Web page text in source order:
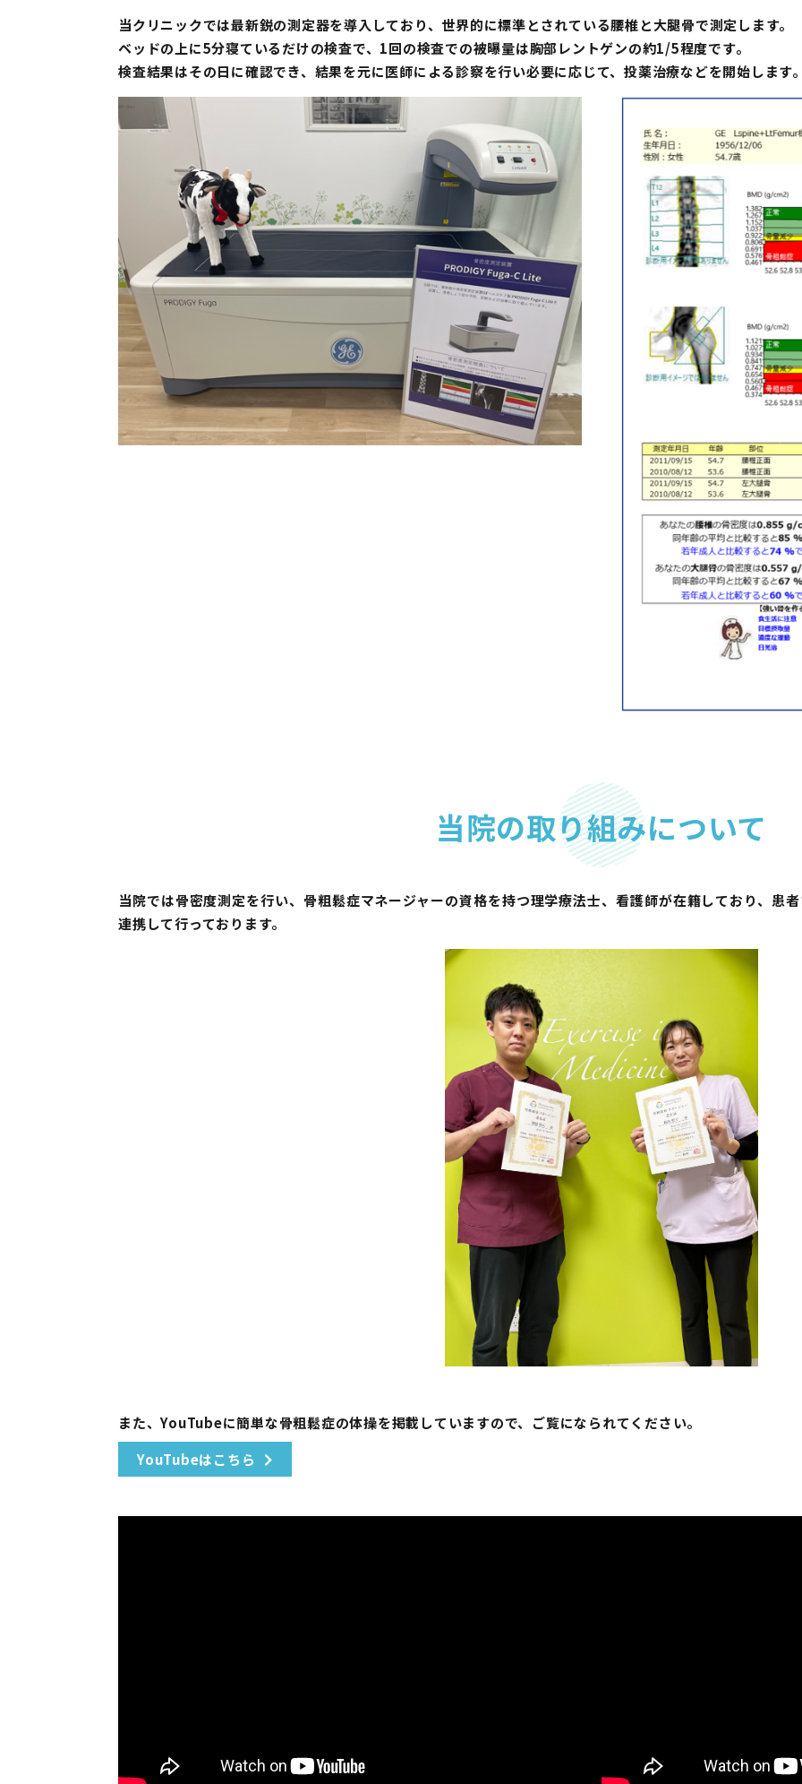
当クリニックでは最新鋭の測定器を導⼊しており、世界的に標準とされている腰椎と⼤腿⾻で測定します。
ベッドの上に5分寝ているだけの検査で、1回の検査での被曝量は胸部レントゲンの約1/5程度です。
検査結果はその⽇に確認でき、結果を元に医師による診察を⾏い必要に応じて、投薬治療などを開始します
当院の取り組みについて
当院では⾻密度測定を⾏い、⾻粗鬆症マネージャーの資格を持つ理学療法⼠、看護師が在籍しており、患
連携して⾏っております。
また、YouTubeに簡単な⾻粗鬆症の体操を掲載していますので、ご覧になられてください。
YouTubeはこちら